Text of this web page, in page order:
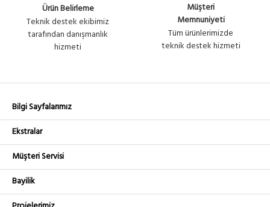
Ürün Belirleme
Teknik destek ekibimiz
tarafından danışmanlık
hizmeti
Müşteri
Memnuniyeti
Tüm ürünlerimizde
teknik destek hizmeti
Bilgi Sayfalarımız
Ekstralar
Müşteri Servisi
Bayilik